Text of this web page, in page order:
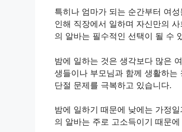
특히나 엄마가 되는 순간부터 여
인해 직장에서 일하며 자신만의
의 알바는 필수적인 선택이 될 수
밤에 일하는 것은 생각보다 많은
생들이나 부모님과 함께 생활하는
단절 문제를 극복하고 있습니다.
밤에 일하기 때문에 낮에는 가정
의 알바는 주로 고소득이기 때문